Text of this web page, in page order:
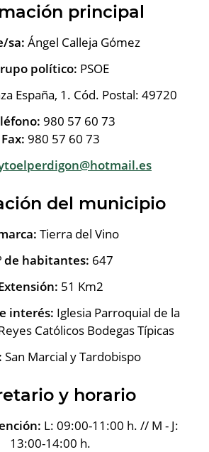
principal
sa: Ángel Calleja Gómez
político: PSOE
España, 1. Cód. Postal: 49720
980 57 60 73
Fax: 980 57 60 73
del municipio
Tierra del Vino
de habitantes: 647
51 Km2
interés: Iglesia Parroquial de la
Católicos Bodegas Típicas
San Marcial y Tardobispo
y horario
L: 09:00-11:00 h. // M - J:
13:00-14:00 h.